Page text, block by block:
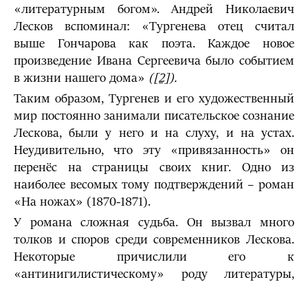
«литературным богом». Андрей Нико­лаевич
Лесков вспоминал: «Тургенева отец считал
выше Гончарова как поэта. Каждое новое
произведение Ивана Сергеевича было событием
в жизни нашего дома» ([2]).
Таким об­разом, Тургенев и его художественный
мир постоянно занимали писатель­ское сознание
Лескова, были у него и на слуху, и на устах.
Неудиви­тельно, что эту «привязанность» он
перенёс на страницы своих книг. Одно из
наиболее весомых тому подтверждений – роман
«На ножах» (1870-1871).
У романа сложная судьба. Он вызвал много
толков и споров среди современников Лескова.
Некоторые причислили его к
«антинигилистиче­скому» роду литературы,